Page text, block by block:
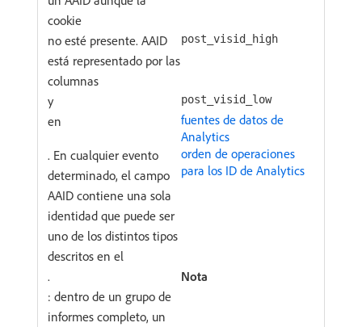
cookie
no esté presente. AAID
está representado por las
columnas
post_visid_high
y post_visid_low
en
fuentes de datos de
Analytics
. En cualquier evento
determinado, el campo
AAID contiene una sola
identidad que puede ser
uno de los distintos tipos
descritos en el
orden de operaciones
para los ID de Analytics
.
Nota
: dentro de un grupo de
informes completo, un